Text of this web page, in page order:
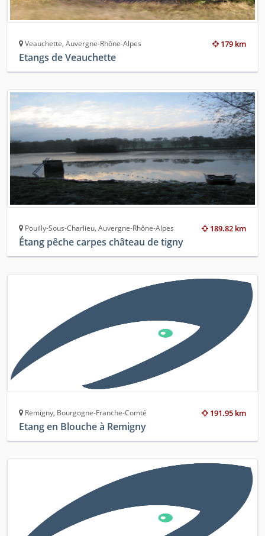
179 km
Veauchette, Auvergne-Rhône-Alpes
Etangs de Veauchette
189.82 km
Pouilly-Sous-Charlieu, Auvergne-Rhône-Alpes
Étang pêche carpes château de tigny
191.95 km
Remigny, Bourgogne-Franche-Comté
Etang en Blouche à Remigny